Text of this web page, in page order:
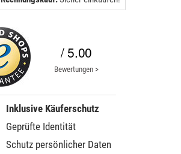
/ 5.00
Bewertungen >
Inklusive Käuferschutz
Geprüfte Identität
Schutz persönlicher Daten